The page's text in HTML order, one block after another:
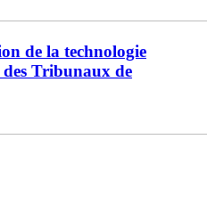
de la technologie
Tribunaux de